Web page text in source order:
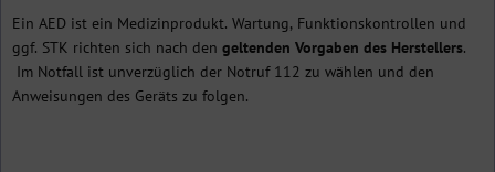
Ein AED ist ein Medizinprodukt. Wartung, Funktionskontrollen und
ggf. STK richten sich nach den geltenden Vorgaben des Herstellers.
Im Notfall ist unverzüglich der Notruf 112 zu wählen und den
Anweisungen des Geräts zu folgen.